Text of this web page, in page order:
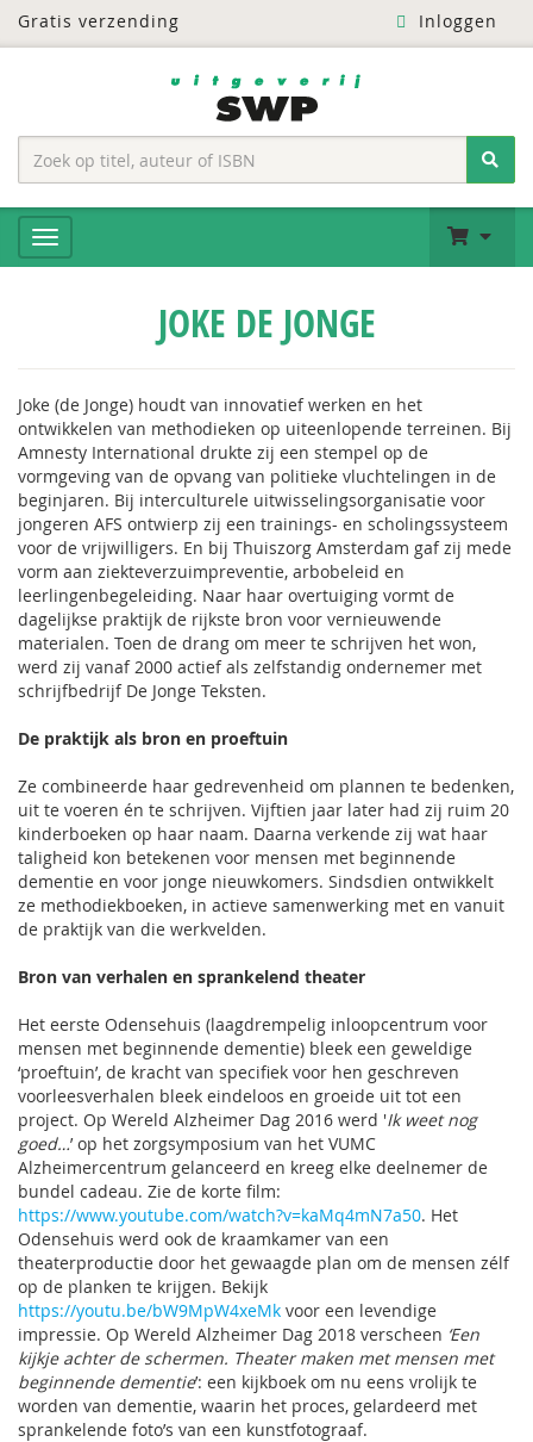
Gratis verzending Inloggen
JOKE DE JONGE
Joke (de Jonge) houdt van innovatief werken en het
ontwikkelen van methodieken op uiteenlopende terreinen. Bij
Amnesty International drukte zij een stempel op de
vormgeving van de opvang van politieke vluchtelingen in de
beginjaren. Bij interculturele uitwisselingsorganisatie voor
jongeren AFS ontwierp zij een trainings- en scholingssysteem
voor de vrijwilligers. En bij Thuiszorg Amsterdam gaf zij mede
vorm aan ziekteverzuimpreventie, arbobeleid en
leerlingenbegeleiding. Naar haar overtuiging vormt de
dagelijkse praktijk de rijkste bron voor vernieuwende
materialen. Toen de drang om meer te schrijven het won,
werd zij vanaf 2000 actief als zelfstandig ondernemer met
schrijfbedrijf De Jonge Teksten.
De praktijk als bron en proeftuin
Ze combineerde haar gedrevenheid om plannen te bedenken,
uit te voeren én te schrijven. Vijftien jaar later had zij ruim 20
kinderboeken op haar naam. Daarna verkende zij wat haar
taligheid kon betekenen voor mensen met beginnende
dementie en voor jonge nieuwkomers. Sindsdien ontwikkelt
ze methodiekboeken, in actieve samenwerking met en vanuit
de praktijk van die werkvelden.
Bron van verhalen en sprankelend theater
Het eerste Odensehuis (laagdrempelig inloopcentrum voor
mensen met beginnende dementie) bleek een geweldige
‘proeftuin’, de kracht van specifiek voor hen geschreven
voorleesverhalen bleek eindeloos en groeide uit tot een
project. Op Wereld Alzheimer Dag 2016 werd 'Ik weet nog
goed…’ op het zorgsymposium van het VUMC
Alzheimercentrum gelanceerd en kreeg elke deelnemer de
bundel cadeau. Zie de korte film:
https://www.youtube.com/watch?v=kaMq4mN7a50. Het
Odensehuis werd ook de kraamkamer van een
theaterproductie door het gewaagde plan om de mensen zélf
op de planken te krijgen. Bekijk
https://youtu.be/bW9MpW4xeMk voor een levendige
impressie. Op Wereld Alzheimer Dag 2018 verscheen ‘Een
kijkje achter de schermen. Theater maken met mensen met
beginnende dementie’: een kijkboek om nu eens vrolijk te
worden van dementie, waarin het proces, gelardeerd met
sprankelende foto’s van een kunstfotograaf.